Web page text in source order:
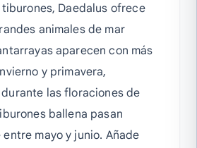
Daedalus ofrece
animales de mar
aparecen con más
y primavera,
las floraciones de
ballena pasan
mayo y junio. Añade